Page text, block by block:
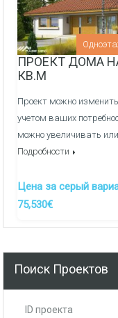
Медные
Заливка
гребенки,
ПРОЕКТ ДОМА
КВ.М
Проект можно
учетом ваших
можно увеличивать
Подробности
Цена за серый
75,530€
Поиск Проектов
ID проекта